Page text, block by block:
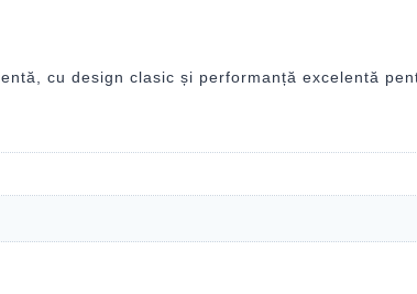
cu design clasic și performanță excelentă